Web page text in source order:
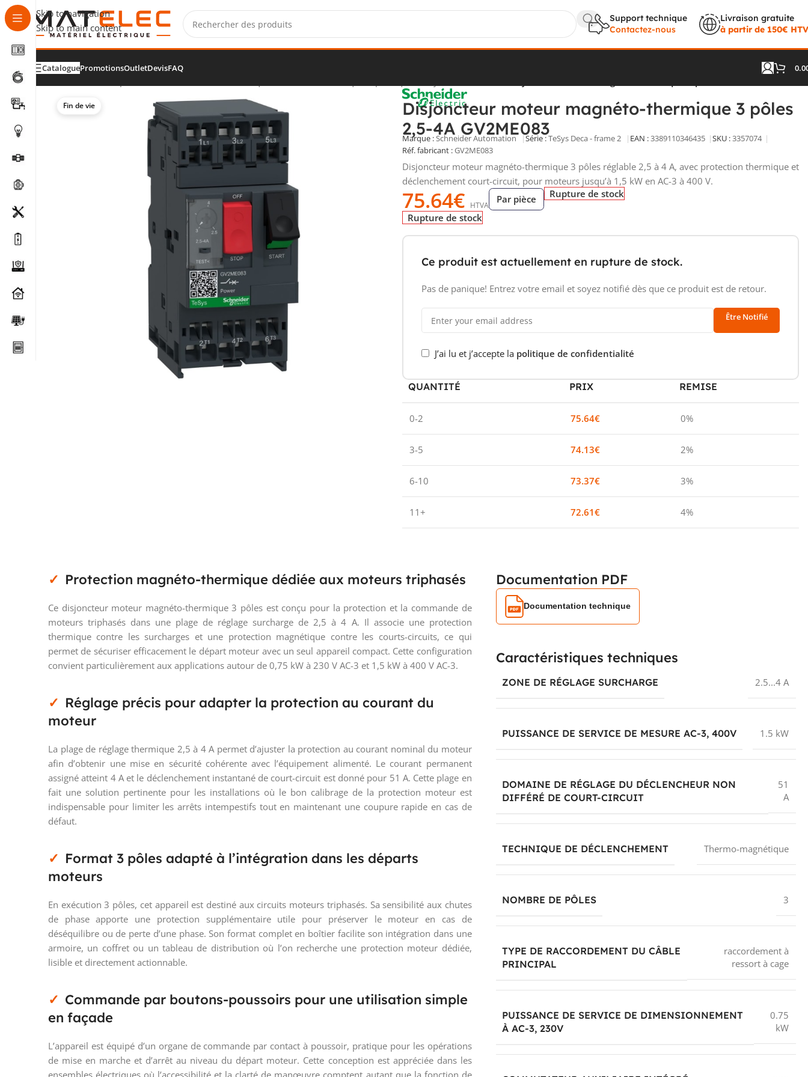
Skip to navigation
Skip to main content
Support technique
Contactez-nous
Livraison gratuite
à partir de 150€
CataloguePromotionsOutletDevisFAQ
Fin de vie
Disjoncteur moteur magnéto-thermique 3 pôles
2,5-4A GV2ME083
Marque :Schneider Automation Série :TeSys Deca - frame 2 EAN :3389110346435 SKU :3357074
Réf. fabricant :GV2ME083
Disjoncteur moteur magnéto-thermique 3 pôles réglable 2,5 à 4 A, avec protection thermique et
déclenchement court-circuit, pour moteurs jusqu’à 1,5 kW en AC-3 à 400 V.
75.64€ HTVA
Par pièce
Rupture de stock
Rupture de stock
Ce produit est actuellement en rupture de stock.
Pas de panique! Entrez votre email et soyez notifié dès que ce produit est de retour.
Être Notifié
J’ai lu et j’accepte la politique de confidentialité
QUANTITÉ PRIX REMISE
0-2 75.64€ 0%
3-5 74.13€ 2%
6-10 73.37€ 3%
11+ 72.61€ 4%
Protection magnéto-thermique dédiée aux moteurs triphasés
Ce disjoncteur moteur magnéto-thermique 3 pôles est conçu pour la protection et la commande de
moteurs triphasés dans une plage de réglage surcharge de 2,5 à 4 A. Il associe une protection
thermique contre les surcharges et une protection magnétique contre les courts-circuits, ce qui
permet de sécuriser efficacement le départ moteur avec un seul appareil compact. Cette configuration
convient particulièrement aux applications autour de 0,75 kW à 230 V AC-3 et 1,5 kW à 400 V AC-3.
Réglage précis pour adapter la protection au courant du
moteur
La plage de réglage thermique 2,5 à 4 A permet d’ajuster la protection au courant nominal du moteur
afin d’obtenir une mise en sécurité cohérente avec l’équipement alimenté. Le courant permanent
assigné atteint 4 A et le déclenchement instantané de court-circuit est donné pour 51 A. Cette plage en
fait une solution pertinente pour les installations où le bon calibrage de la protection moteur est
indispensable pour limiter les arrêts intempestifs tout en maintenant une coupure rapide en cas de
défaut.
Format 3 pôles adapté à l’intégration dans les départs
moteurs
En exécution 3 pôles, cet appareil est destiné aux circuits moteurs triphasés. Sa sensibilité aux chutes
de phase apporte une protection supplémentaire utile pour préserver le moteur en cas de
déséquilibre ou de perte d’une phase. Son format complet en boîtier facilite son intégration dans une
armoire, un coffret ou un tableau de distribution où l’on recherche une protection moteur dédiée,
lisible et directement actionnable.
Commande par boutons-poussoirs pour une utilisation simple
en façade
L’appareil est équipé d’un organe de commande par contact à poussoir, pratique pour les opérations
de mise en marche et d’arrêt au niveau du départ moteur. Cette conception est appréciée dans les
ensembles électriques où l’accessibilité et la clarté de manœuvre comptent autant que la fonction de
Documentation PDF
Documentation technique
Caractéristiques techniques
ZONE DE RÉGLAGE SURCHARGE 2.5...4 A
PUISSANCE DE SERVICE DE MESURE AC-3, 400V 1.5 kW
DOMAINE DE RÉGLAGE DU DÉCLENCHEUR NON
DIFFÉRÉ DE COURT-CIRCUIT
51
A
TECHNIQUE DE DÉCLENCHEMENT Thermo-magnétique
NOMBRE DE PÔLES 3
TYPE DE RACCORDEMENT DU CÂBLE
PRINCIPAL
raccordement à
ressort à cage
PUISSANCE DE SERVICE DE DIMENSIONNEMENT
À AC-3, 230V
0.75
kW